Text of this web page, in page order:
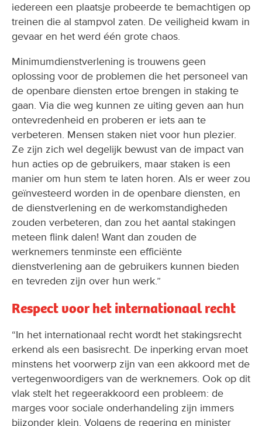
iedereen een plaatsje probeerde te bemachtigen op
treinen die al stampvol zaten. De veiligheid kwam in
gevaar en het werd één grote chaos.
Minimumdienstverlening is trouwens geen
oplossing voor de problemen die het personeel van
de openbare diensten ertoe brengen in staking te
gaan. Via die weg kunnen ze uiting geven aan hun
ontevredenheid en proberen er iets aan te
verbeteren. Mensen staken niet voor hun plezier.
Ze zijn zich wel degelijk bewust van de impact van
hun acties op de gebruikers, maar staken is een
manier om hun stem te laten horen. Als er weer zou
geïnvesteerd worden in de openbare diensten, en
de dienstverlening en de werkomstandigheden
zouden verbeteren, dan zou het aantal stakingen
meteen flink dalen! Want dan zouden de
werknemers tenminste een efficiënte
dienstverlening aan de gebruikers kunnen bieden
en tevreden zijn over hun werk.”
Respect voor het internationaal recht
“In het internationaal recht wordt het stakingsrecht
erkend als een basisrecht. De inperking ervan moet
minstens het voorwerp zijn van een akkoord met de
vertegenwoordigers van de werknemers. Ook op dit
vlak stelt het regeerakkoord een probleem: de
marges voor sociale onderhandeling zijn immers
bijzonder klein. Volgens de regering en minister